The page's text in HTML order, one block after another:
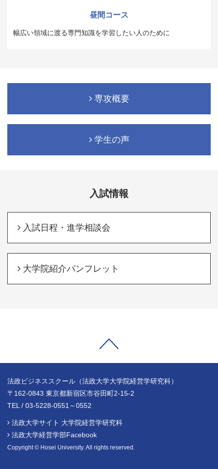
昼間コース
幅広い領域に渡る専門知識を学習したい人のために
専攻概要
学生の声
入試情報
入試日程・進学相談会
大学院紹介パンフレット
法政ビジネススクール（法政大学大学院経営学研究科）
〒162-0843 東京都新宿区市谷田町2-15-2
TEL / 03-5228-0551～0552
法政大学サイト 大学院経営学研究科
法政大学経営学部Facebook
Copyright © Hosei University. All rights reserved.